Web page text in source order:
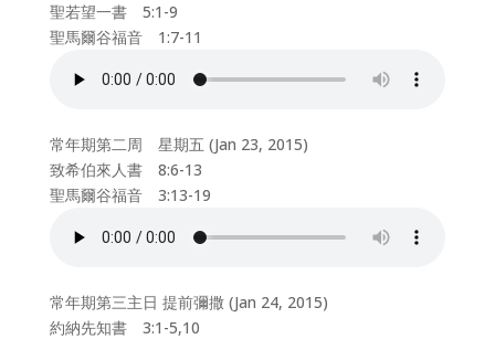
聖若望一書 5:1-9
聖馬爾谷福音 1:7-11
常年期第二周 星期五 (Jan 23, 2015)
致希伯來人書 8:6-13
聖馬爾谷福音 3:13-19
常年期第三主日 提前彌撒 (Jan 24, 2015)
約納先知書 3:1-5,10